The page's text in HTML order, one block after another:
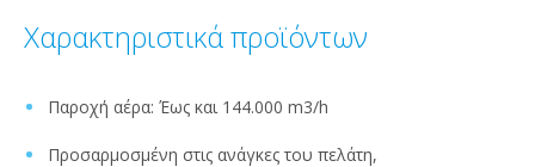
Χαρακτηριστικά προϊόντων
Παροχή αέρα: Έως και 144.000 m3/h
Προσαρμοσμένη στις ανάγκες του πελάτη,